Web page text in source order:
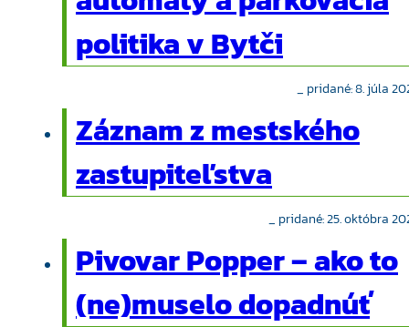
politika v Bytči
_ pridané: 8. júla
Záznam z mestského
zastupiteľstva
_ pridané: 25. októbra
Pivovar Popper – ako to
(ne)muselo dopadnúť